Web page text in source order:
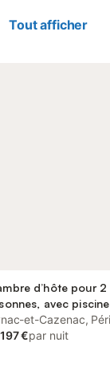
Tout afficher
d’hôte pour 2
avec
et vue
et-Cazenac,
197 €par nuit